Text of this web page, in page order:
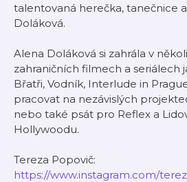
talentovaná herečka, tanečnice
Doláková.
Alena Doláková si zahrála v
zahraničních filmech a seriálech
Břatři, Vodník, Interlude in
pracovat na nezávislých
nebo také psát pro Reflex a
Hollywoodu.
Tereza Popovič:
https://www.instagram.com/